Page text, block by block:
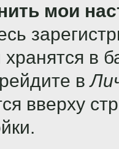
мои
хранятся в
в
вверху